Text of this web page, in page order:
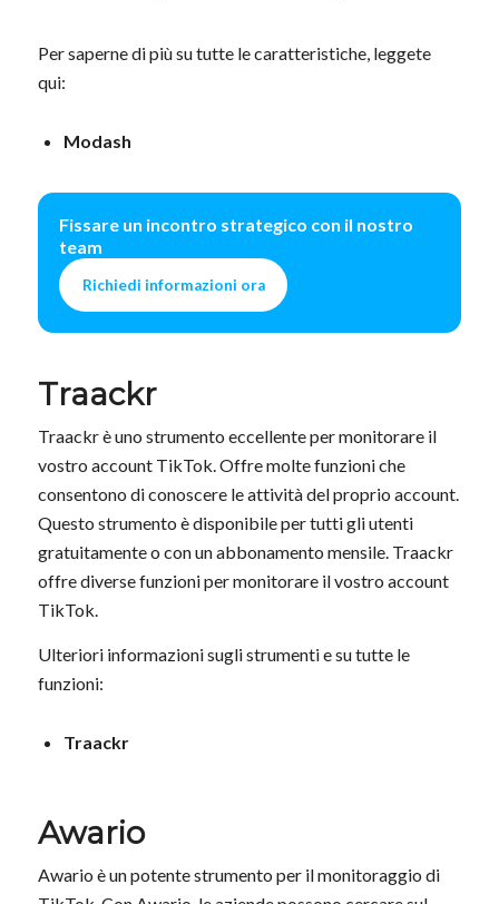
Per saperne di più su tutte le caratteristiche, leggete
qui:
Modash
Fissare un incontro strategico con il nostro
team
Richiedi informazioni ora
Traackr
Traackr è uno strumento eccellente per monitorare il
vostro account TikTok. Offre molte funzioni che
consentono di conoscere le attività del proprio account.
Questo strumento è disponibile per tutti gli utenti
gratuitamente o con un abbonamento mensile. Traackr
offre diverse funzioni per monitorare il vostro account
TikTok.
Ulteriori informazioni sugli strumenti e su tutte le
funzioni:
Traackr
Awario
Awario è un potente strumento per il monitoraggio di